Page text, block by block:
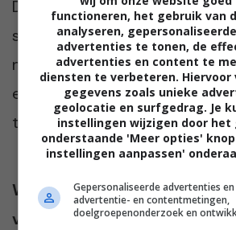
Denk bijvoorbeeld aan fijne
sportieve sandalen. Er zijn ook
merken op de markt die
een stuk luchtiger zitten door
technieken een stuk beter
Wat draag jij voor schoenen
vliegen? We lezen het graag
functioneren, het gebruik van
analyseren,
advertenties te tonen, de
advertenties en content te
diensten te verbeteren. Hiervoor
gegevens zoals unieke
geolocatie en surfgedrag. Je
instellingen wijzigen door het
onderstaande 'Meer opties'
instellingen aanpassen'
Gepersonaliseerde advertenties
advertentie- en contentmetingen,
doelgroepenonderzoek en